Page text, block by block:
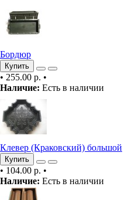
Бордюр
Купить
• 255.00 р. •
Наличие: Есть в наличии
Клевер (Краковский) большой
Купить
• 104.00 р. •
Наличие: Есть в наличии